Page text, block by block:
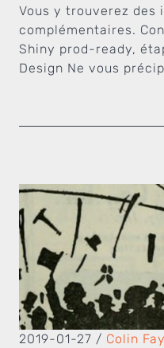
Vous y trouverez des
complémentaires.
Shiny prod-ready,
Design Ne vous
2019-01-27 / Colin Fay